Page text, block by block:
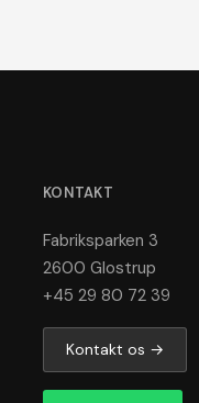
KONTAKT
Fabriksparken 3
2600 Glostrup
+45 29 80 72 39
Kontakt os →